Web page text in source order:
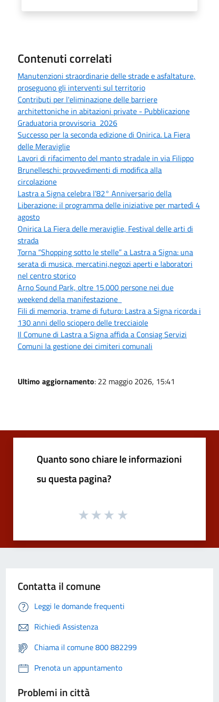
Contenuti correlati
Manutenzioni straordinarie delle strade e asfaltature,
proseguono gli interventi sul territorio
Contributi per l'eliminazione delle barriere
architettoniche in abitazioni private - Pubblicazione
Graduatoria provvisoria 2026
Successo per la seconda edizione di Onirica. La Fiera
delle Meraviglie
Lavori di rifacimento del manto stradale in via Filippo
Brunelleschi: provvedimenti di modifica alla
circolazione
Lastra a Signa celebra l’82° Anniversario della
Liberazione: il programma delle iniziative per martedì 4
agosto
Onirica La Fiera delle meraviglie, Festival delle arti di
strada
Torna “Shopping sotto le stelle” a Lastra a Signa: una
serata di musica, mercatini,negozi aperti e laboratori
nel centro storico
Arno Sound Park, oltre 15.000 persone nei due
weekend della manifestazione
Fili di memoria, trame di futuro: Lastra a Signa ricorda i
130 anni dello sciopero delle trecciaiole
Il Comune di Lastra a Signa affida a Consiag Servizi
Comuni la gestione dei cimiteri comunali
Ultimo aggiornamento: 22 maggio 2026, 15:41
Quanto sono chiare le informazioni
su questa pagina?
Contatta il comune
Leggi le domande frequenti
Richiedi Assistenza
Chiama il comune 800 882299
Prenota un appuntamento
Problemi in città